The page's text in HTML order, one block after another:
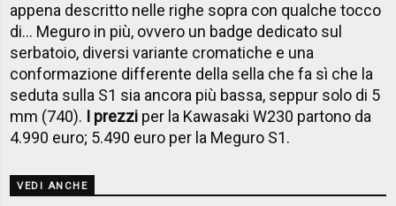
appena descritto nelle righe sopra con qualche tocco
di… Meguro in più, ovvero un badge dedicato sul
serbatoio, diversi variante cromatiche e una
conformazione differente della sella che fa sì che la
seduta sulla S1 sia ancora più bassa, seppur solo di 5
mm (740). I prezzi per la Kawasaki W230 partono da
4.990 euro; 5.490 euro per la Meguro S1.
VEDI ANCHE